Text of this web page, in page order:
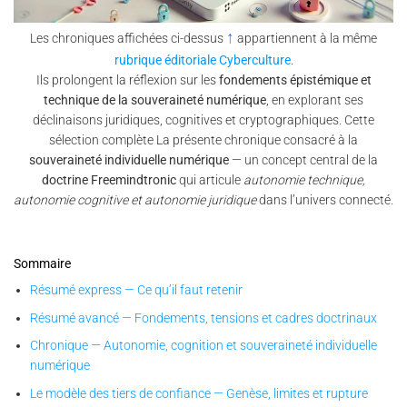
Les chroniques affichées ci-dessus ↑ appartiennent à la même
rubrique éditoriale Cyberculture.
Ils prolongent la réflexion sur lesfondements épistémique et
technique de la souveraineté numérique , en explorant ses
déclinaisons juridiques, cognitives et cryptographiques. Cette
sélection complète La présente chronique consacré à la
souveraineté individuelle numérique — un concept central de la
doctrine Freemindtronicqui articule autonomie technique,
autonomie cognitive et autonomie juridiquedans l’univers connecté.
Sommaire
Résumé express — Ce qu’il faut retenir
Résumé avancé — Fondements, tensions et cadres doctrinaux
Chronique — Autonomie, cognition et souveraineté individuelle
numérique
Le modèle des tiers de confiance — Genèse, limites et rupture